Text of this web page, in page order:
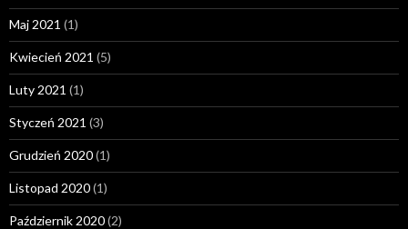
Maj 2021 (1)
Kwiecień 2021 (5)
Luty 2021 (1)
Styczeń 2021 (3)
Grudzień 2020(1)
Listopad 2020(1)
Październik 2020(2)